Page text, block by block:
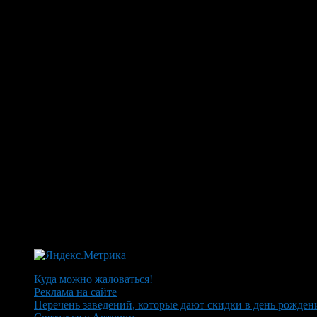
Куда можно жаловаться!
Реклама на сайте
Перечень заведений, которые дают скидки в день